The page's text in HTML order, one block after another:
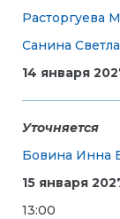
Расторгуева
Санина
14 января
Уточняется
Бовина Инна
15 января
13:00